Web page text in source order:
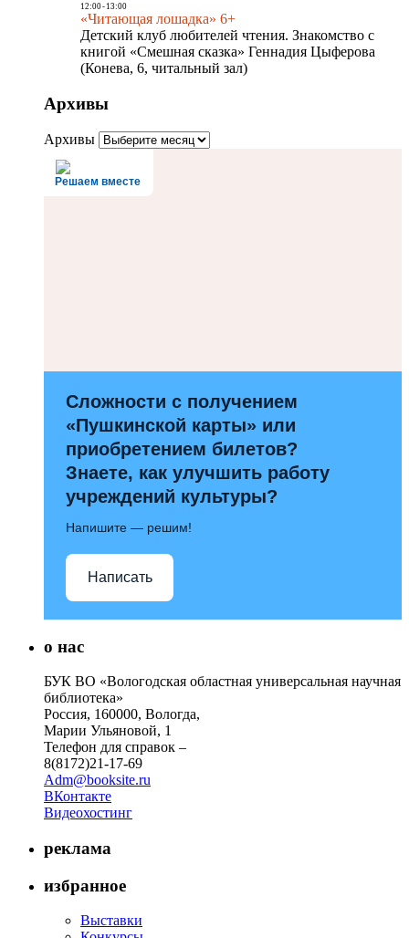
12:00- 13:00
«Читающая лошадка» 6+
Детский клуб любителей чтения. Знакомство с
книгой «Смешная сказка» Геннадия Цыферова
(Конева, 6, читальный зал)
Архивы
Архивы
Решаем вместе
Сложности с получением
«Пушкинской карты» или
приобретением билетов?
Знаете, как улучшить работу
учреждений культуры?
Напишите — решим!
Написать
о нас
БУК ВО «Вологодская областная универсальная научная
библиотека»
Россия, 160000, Вологда,
Марии Ульяновой, 1
Телефон для справок –
8(8172)21-17-69
Adm@booksite.ru
ВКонтакте
Видеохостинг
реклама
избранное
Выставки